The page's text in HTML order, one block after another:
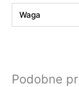
Waga
Podobne